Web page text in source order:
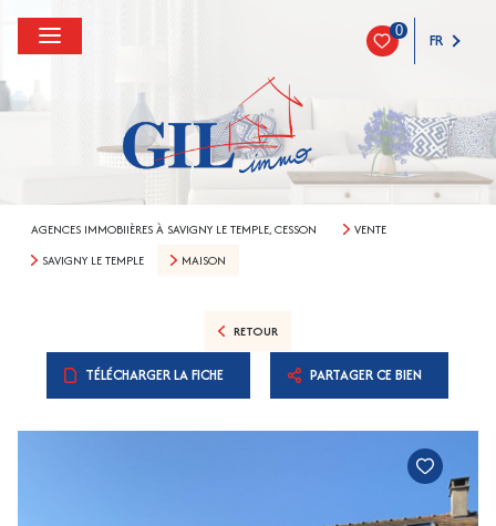
0 FR
AGENCES IMMOBIIÈRES À SAVIGNY LE TEMPLE, CESSON
VENTE
SAVIGNY LE TEMPLE
MAISON
RETOUR
TÉLÉCHARGER LA FICHE PARTAGER CE BIEN